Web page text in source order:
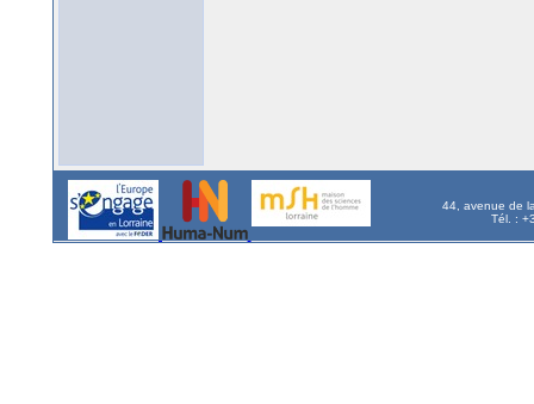
44, avenue de
Tél. :